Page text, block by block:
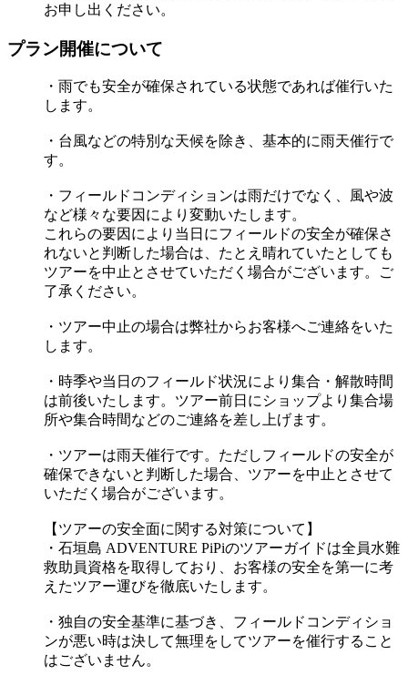
お申し出ください。
プラン開催について
・雨でも安全が確保されている状態であれば催行いた
します。
・台風などの特別な天候を除き、基本的に雨天催行で
す。
・フィールドコンディションは雨だけでなく、風や波
など様々な要因により変動いたします。
これらの要因により当日にフィールドの安全が確保さ
れないと判断した場合は、たとえ晴れていたとしても
ツアーを中止とさせていただく場合がございます。ご
了承ください。
・ツアー中止の場合は弊社からお客様へご連絡をいた
します。
・時季や当日のフィールド状況により集合・解散時間
は前後いたします。ツアー前日にショップより集合場
所や集合時間などのご連絡を差し上げます。
・ツアーは雨天催行です。ただしフィールドの安全が
確保できないと判断した場合、ツアーを中止とさせて
いただく場合がございます。
【ツアーの安全面に関する対策について】
・石垣島 ADVENTURE PiPiのツアーガイドは全員水難
救助員資格を取得しており、お客様の安全を第一に考
えたツアー運びを徹底いたします。
・独自の安全基準に基づき、フィールドコンディショ
ンが悪い時は決して無理をしてツアーを催行すること
はございません。